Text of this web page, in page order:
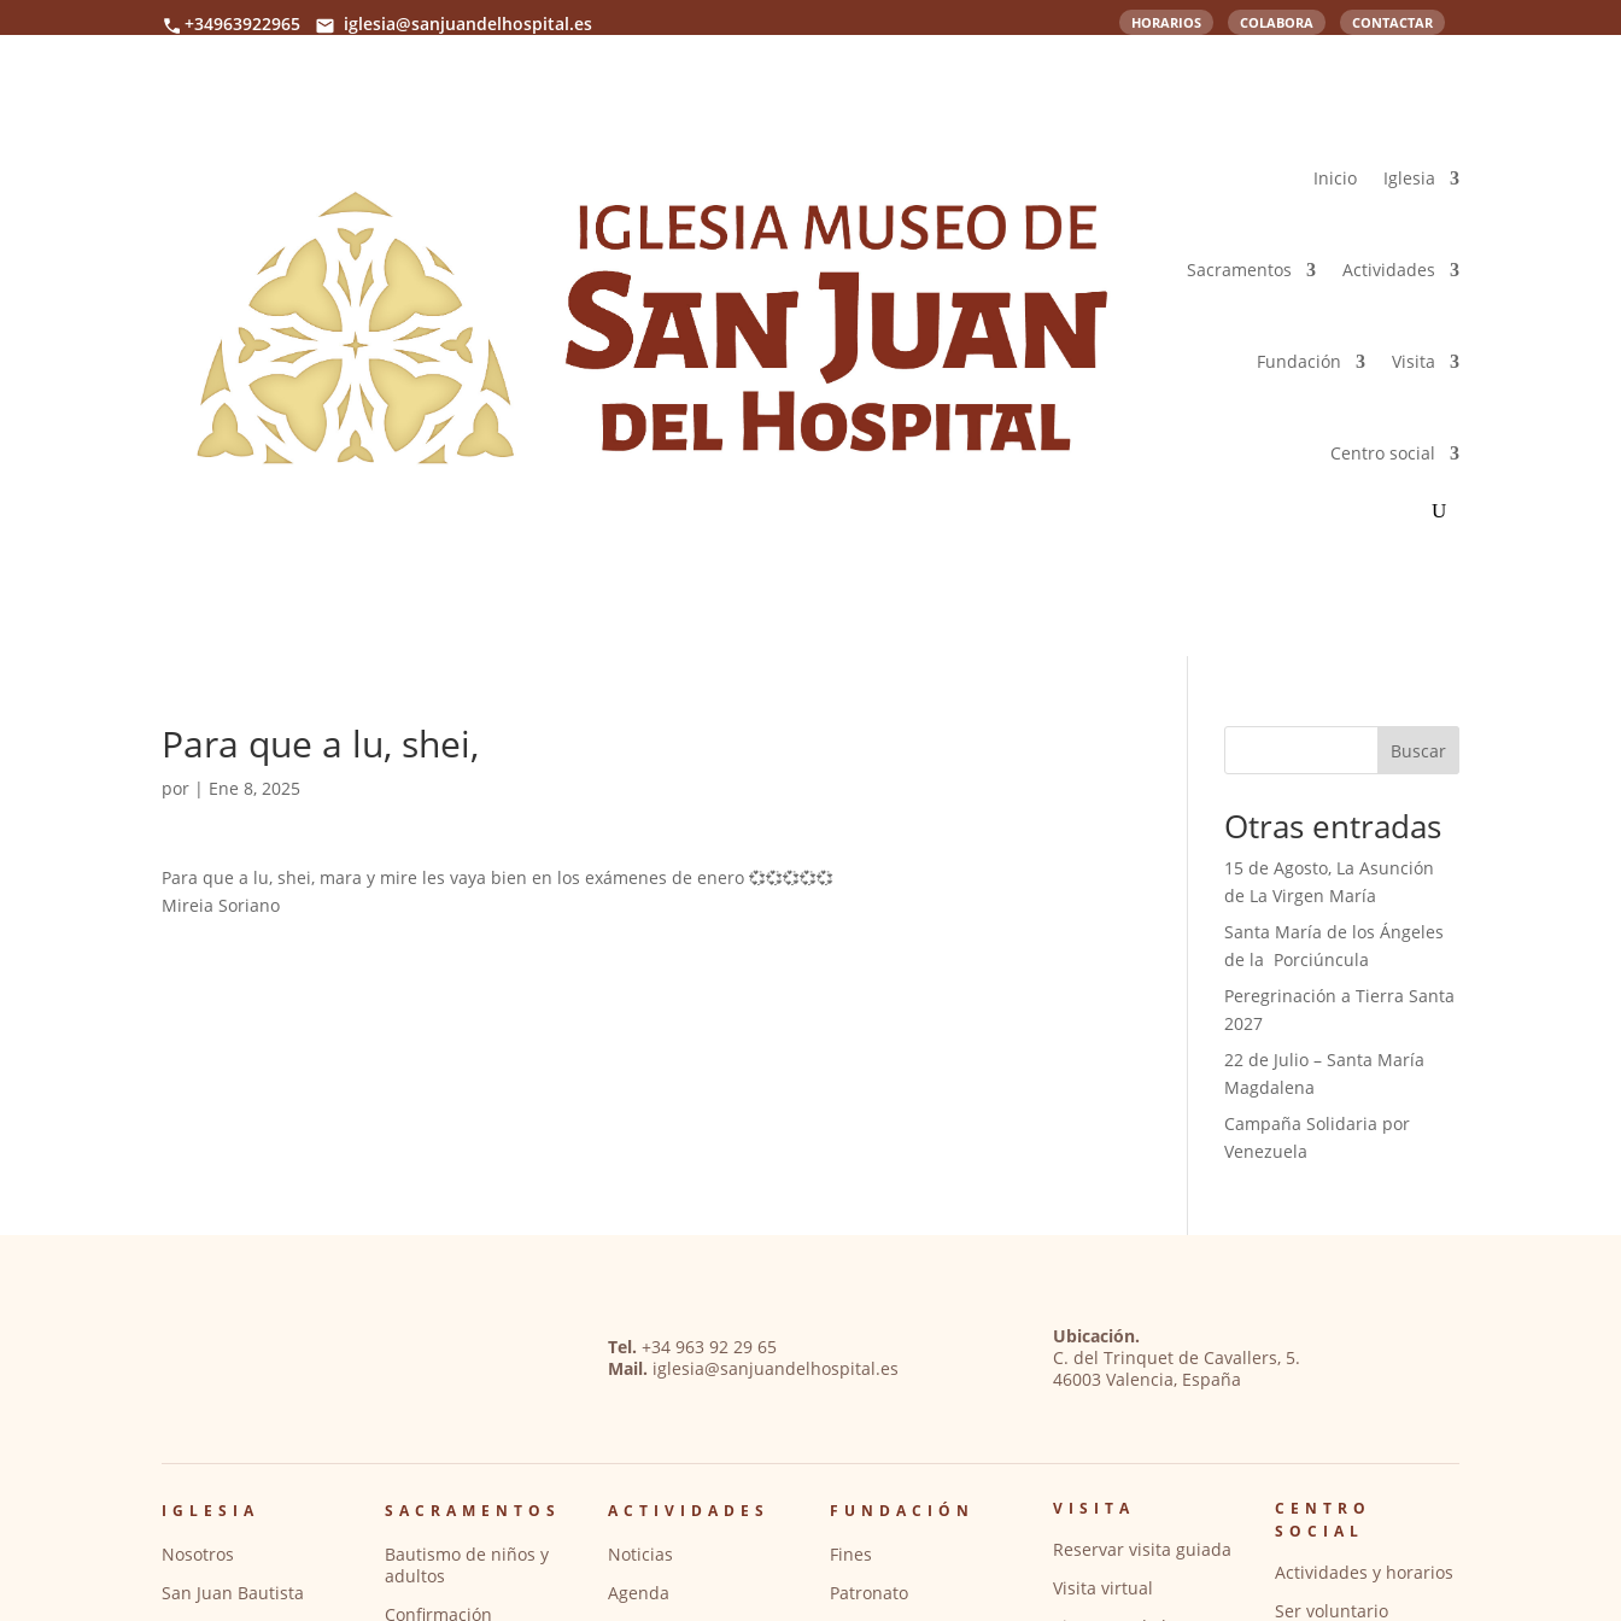
+34963922965 iglesia@sanjuandelhospital.es HORARIOS COLABORA CONTACTAR
Inicio Iglesia
Sacramentos Actividades
Fundación Visita
Centro social
Para que a lu, shei,
por | Ene 8, 2025
Para que a lu, shei, mara y mire les vaya bien en los exámenes de enero 💞💞💞💞💞
Mireia Soriano
Buscar
Otras entradas
15 de Agosto, La Asunción
de La Virgen María
Santa María de los Ángeles
de la Porciúncula
Peregrinación a Tierra Santa
2027
22 de Julio – Santa María
Magdalena
Campaña Solidaria por
Venezuela
Tel. +34 963 92 29 65
Mail. iglesia@sanjuandelhospital.es
Ubicación.
C. del Trinquet de Cavallers, 5.
46003 Valencia, España
IGLESIA
Nosotros
San Juan Bautista
SACRAMENTOS
Bautismo de niños y
adultos
Confirmación
ACTIVIDADES
Noticias
Agenda
FUNDACIÓN
Fines
Patronato
VISITA
Reservar visita guiada
Visita virtual
CENTRO
SOCIAL
Actividades y horarios
Ser voluntario